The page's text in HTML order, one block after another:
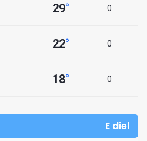
29° 0
22° 0
18° 0
E diel